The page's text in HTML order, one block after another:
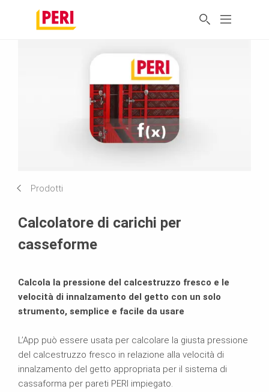
Prodotti
Calcolatore di carichi per
casseforme
Calcola la pressione del calcestruzzo fresco e le
velocità di innalzamento del getto con un solo
strumento, semplice e facile da usare
L’App può essere usata per calcolare la giusta pressione
del calcestruzzo fresco in relazione alla velocità di
innalzamento del getto appropriata per il sistema di
cassaforma per pareti PERI impiegato.